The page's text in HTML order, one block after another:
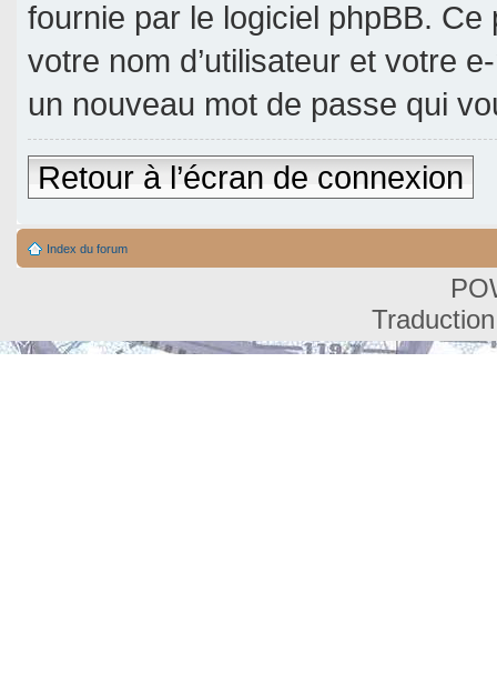
fournie par le logiciel phpBB.
votre nom d’utilisateur et votre
un nouveau mot de passe qui
Retour à l’écran de connexion
Index du forum